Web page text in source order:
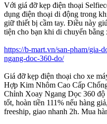
Với giá đỡ kẹp điện thoại
dụng điện thoại di động trong
giữ thiết bị cầm tay. Điều này
tiện cho bạn khi di chuyển bằng
https://b-mart.vn/san-pham/gia-
ngang-doc-360-do/
Giá đỡ kẹp điện thoại cho xe
Hợp Kim Nhôm Cao Cấp
Chỉnh Xoay Ngang Dọc 360
tốt, hoàn tiền 111% nếu hàng
freeship, giao nhanh 2h. Mua